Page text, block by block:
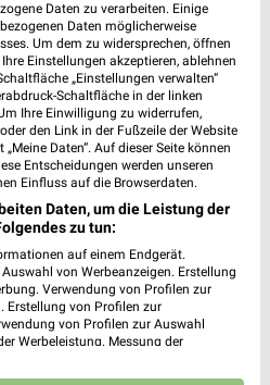
14
19:00 Uhr | Geschlossen
Kaffee Bar München
57
Uhr | Geschlossen
5 Prospekte
Daten zu verarbeiten. Einige
Daten möglicherweise
Um dem zu widersprechen, öffnen
Einstellungen akzeptieren, ablehnen
„Einstellungen verwalten“
Schaltfläche in der linken
Ihre Einwilligung zu widerrufen,
den Link in der Fußzeile der Website
Daten“. Auf dieser Seite können
Entscheidungen werden unseren
Einfluss auf die Browserdaten.
Daten, um die Leistung der
zu tun:
auf einem Endgerät.
von Werbeanzeigen. Erstellung
Verwendung von Profilen zur
Erstellung von Profilen zur
von Profilen zur Auswahl
Werbeleistung. Messung der
Quellen. Entwicklung und